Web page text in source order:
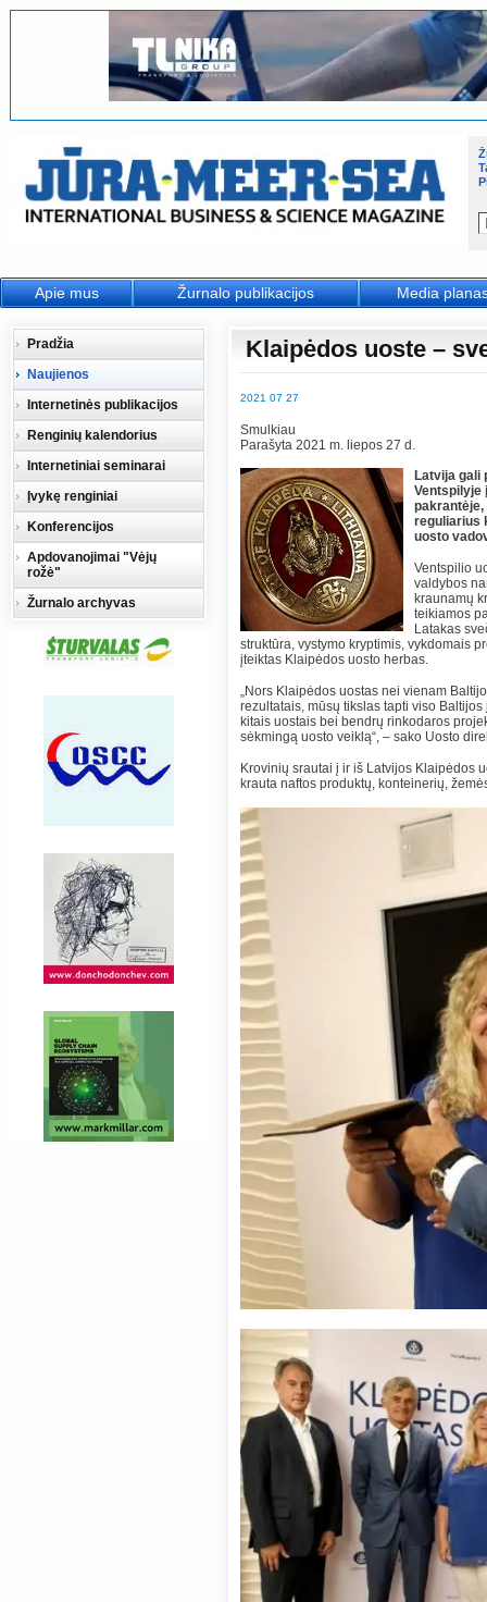
Klaipėdos uoste –
2021 07 27
Smulkiau
Parašyta 2021 m. liepos 27 d.
Latvija gali
Ventspilyje
reguliarius
uosto
Ventspilio
valdybos
kraunamų
teikiamos
Latakas
struktūra, vystymo kryptimis, vykdomais
įteiktas Klaipėdos uosto herbas.
„Nors Klaipėdos uostas nei vienam
rezultatais, mūsų tikslas tapti viso
kitais uostais bei bendrų rinkodaros
sėkmingą uosto veiklą“, – sako Uosto
Krovinių srautai į ir iš Latvijos Klaipėdos
krauta naftos produktų, konteinerių,
Pradžia
Naujienos
Internetinės publikacijos
Renginių kalendorius
Internetiniai seminarai
Įvykę renginiai
Konferencijos
Apdovanojimai "Vėjų
rožė"
Žurnalo archyvas
Apie mus Žurnalo publikacijos Media